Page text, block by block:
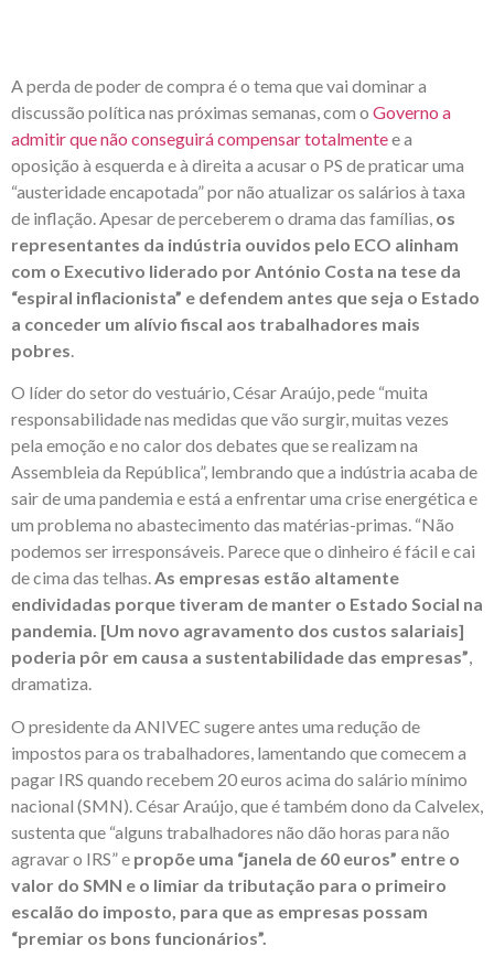
A perda de poder de compra é o tema que vai dominar a
discussão política nas próximas semanas, com o Governo a
admitir que não conseguirá compensar totalmentee a
oposição à esquerda e à direita a acusar o PS de praticar uma
“austeridade encapotada” por não atualizar os salários à taxa
de inflação. Apesar de perceberem o drama das famílias, os
representantes da indústria ouvidos pelo ECO alinham
com o Executivo liderado por António Costa na tese da
“espiral inflacionista” e defendem antes que seja o Estado
a conceder um alívio fiscal aos trabalhadores mais
pobres.
O líder do setor do vestuário, César Araújo, pede “muita
responsabilidade nas medidas que vão surgir, muitas vezes
pela emoção e no calor dos debates que se realizam na
Assembleia da República”, lembrando que a indústria acaba de
sair de uma pandemia e está a enfrentar uma crise energética e
um problema no abastecimento das matérias-primas. “Não
podemos ser irresponsáveis. Parece que o dinheiro é fácil e cai
de cima das telhas.As empresas estão altamente
endividadas porque tiveram de manter o Estado Social na
pandemia. [Um novo agravamento dos custos salariais]
poderia pôr em causa a sustentabilidade das empresas”,
dramatiza.
O presidente da ANIVEC sugere antes uma redução de
impostos para os trabalhadores, lamentando que comecem a
pagar IRS quando recebem 20 euros acima do salário mínimo
nacional (SMN). César Araújo, que é também dono da Calvelex,
sustenta que “alguns trabalhadores não dão horas para não
agravar o IRS” e propõe uma “janela de 60 euros” entre o
valor do SMN e o limiar da tributação para o primeiro
escalão do imposto, para que as empresas possam
“premiar os bons funcionários”.